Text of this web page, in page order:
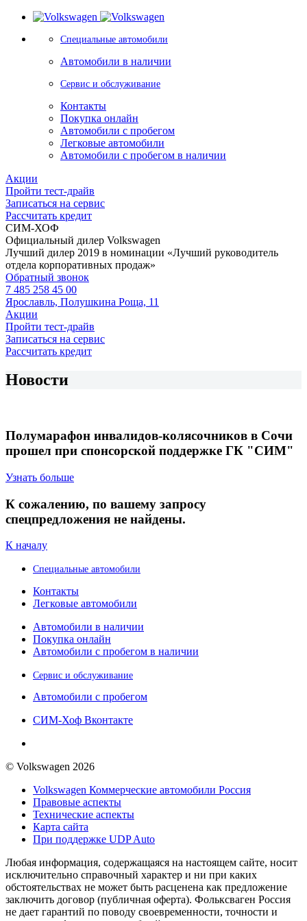
Специальные автомобили
Автомобили в наличии
Сервис и обслуживание
Контакты
Покупка онлайн
Автомобили с пробегом
Легковые автомобили
Автомобили с пробегом в наличии
Акции
Пройти тест-драйв
Записаться на сервис
Рассчитать кредит
СИМ-ХОФ
Официальный дилер Volkswagen
Лучший дилер 2019 в номинации «Лучший руководитель
отдела корпоративных продаж»
Обратный звонок
7 485 258 45 00
Ярославль, Полушкина Роща, 11
Акции
Пройти тест-драйв
Записаться на сервис
Рассчитать кредит
Новости
Полумарафон инвалидов-колясочников в Сочи
прошел при спонсорской поддержке ГК "СИМ"
Узнать больше
К сожалению, по вашему запросу
спецпредложения не найдены.
К началу
Специальные автомобили
Контакты
Легковые автомобили
Автомобили в наличии
Покупка онлайн
Автомобили с пробегом в наличии
Сервис и обслуживание
Автомобили с пробегом
СИМ-Хоф Вконтакте
© Volkswagen 2026
Volkswagen Коммерческие автомобили Россия
Правовые аспекты
Технические аспекты
Карта сайта
При поддержке UDP Auto
Любая информация, содержащаяся на настоящем сайте, носит
исключительно справочный характер и ни при каких
обстоятельствах не может быть расценена как предложение
заключить договор (публичная оферта). Фольксваген Россия
не дает гарантий по поводу своевременности, точности и